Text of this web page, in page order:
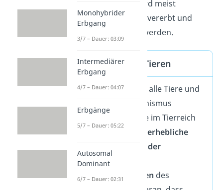
Die Erbkrankheit wird meist
autosomal-rezessiv
vererbt und
werden.
Albinismus bei Tieren
Im Prinzip können alle Tiere und
Menschen an Albinismus
erkranken. Gerade im Tierreich
bedeutet das eineerhebliche
der
Fitness,also der
Überlebenschancen des
Monohybrider
Erbgang
3/7 – Dauer: 03:09
Intermediärer
Erbgang
4/7 – Dauer: 04:07
Erbgänge
5/7 – Dauer: 05:22
Autosomal
Dominant
6/7 – Dauer: 02:31